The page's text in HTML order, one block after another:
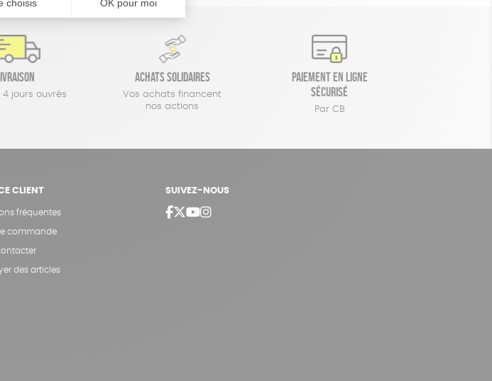
4 jours ouvrés
Achats solidaires
Vos achats financent
nos actions
Paiement en ligne
sécurisé
Par CB
CLIENT
fréquentes
commande
des articles
SUIVEZ-NOUS